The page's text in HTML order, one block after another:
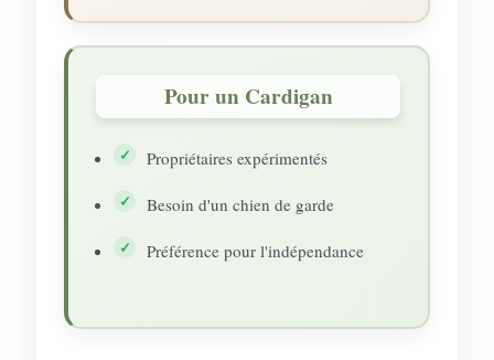
Pour un Cardigan
Propriétaires expérimentés
Besoin d'un chien de garde
Préférence pour l'indépendance